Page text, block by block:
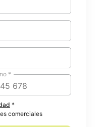
*
*
comerciales